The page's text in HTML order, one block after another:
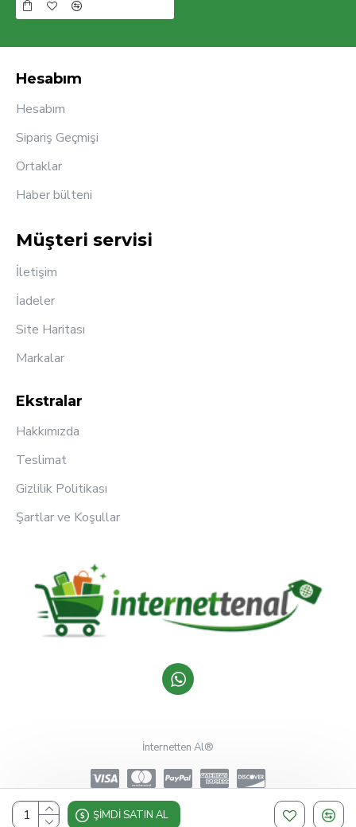
ŞIMDI SATIN AL
Hesabım
Hesabım
Sipariş Geçmişi
Ortaklar
Haber bülteni
Müşteri servisi
İletişim
İadeler
Site Haritası
Markalar
Ekstralar
Hakkımızda
Teslimat
Gizlilik Politikası
Şartlar ve Koşullar
İnternetten Al®